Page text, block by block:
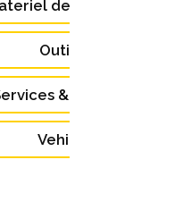
de Laboratoire (3)
Outillage (4)
& Formations (5)
Vehicules (9)